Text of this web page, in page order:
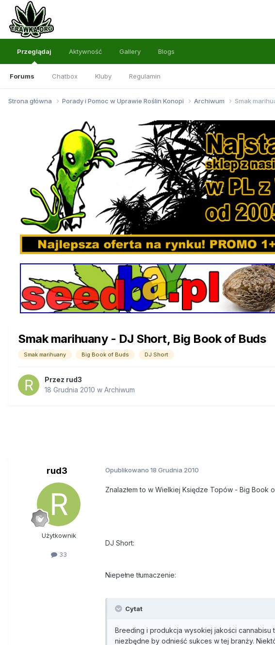
Przeglądaj
Forums Chatbox Kluby Regulamin
Aktywność Gallery Blogs
Strona główna Porady i Pomoc w Uprawie Roślin Konopi Archiwum Smak
Smak marihuany - DJ Short, Big Book of Buds
Smak marihuany Big Book of Buds DJ Short
Przez rud3
18 Grudnia 2010 w Archiwum
rud3
Użytkownik
33
Opublikowano 18 Grudnia 2010
Znalazłem to w Wielkiej Księdze Topów - Big Book
DJ Short:
Niepełne tłumaczenie:
Cytat
Breeding i produkcja wysokiej jakości cannabisu
niezbędne by odnieść sukces w tej branży.